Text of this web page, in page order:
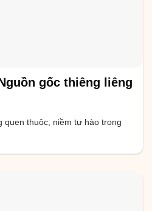
gốc thiêng liêng
quen thuộc, niềm tự hào trong